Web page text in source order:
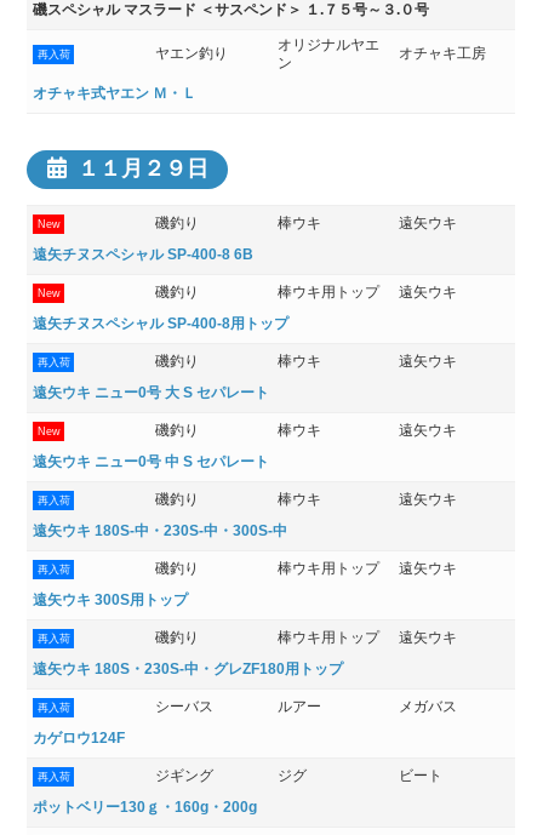
磯スペシャル マスラード ＜サスペンド＞ １.７５号～３.０号
再入荷 ヤエン釣り
オリジナルヤエ
ン
オチャキ工房
オチャキ式ヤエン Ｍ・Ｌ
１１月２９日
New 磯釣り 棒ウキ 遠矢ウキ
遠矢チヌスペシャル SP-400-8 6B
New 磯釣り 棒ウキ用トップ 遠矢ウキ
遠矢チヌスペシャル SP-400-8用トップ
再入荷 磯釣り 棒ウキ 遠矢ウキ
遠矢ウキ ニュー0号 大 S セパレート
New 磯釣り 棒ウキ 遠矢ウキ
遠矢ウキ ニュー0号 中 S セパレート
再入荷 磯釣り 棒ウキ 遠矢ウキ
遠矢ウキ 180S-中・230S-中・300S-中
再入荷 磯釣り 棒ウキ用トップ 遠矢ウキ
遠矢ウキ 300S用トップ
再入荷 磯釣り 棒ウキ用トップ 遠矢ウキ
遠矢ウキ 180S・230S-中・グレZF180用トップ
再入荷 シーバス ルアー メガバス
カゲロウ124F
再入荷 ジギング ジグ ビート
ポットベリー130ｇ・160g・200g